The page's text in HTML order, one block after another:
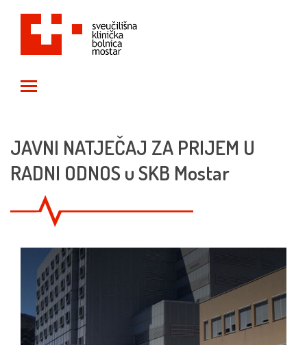
JAVNI NATJEČAJ ZA PRIJEM U
RADNI ODNOS u SKB Mostar